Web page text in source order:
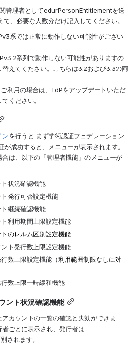
管理者としてedurPersonEntitlementを送
、必要な人数分だけ記入してください。
系では正常に動作しない可能性がござい
系列で動作しない可能性がありますの
えてください。こちらは3.2および3.3の両
利用の場合は、IdPをアップデートいただ
ください。
ンを行うと まず学術認証フェデレーション
成功すると、メニューが表示されます。
は、以下の「管理者機能」のメニューが
状況確認機能
発行可否設定機能
継続確認機能
利用期間上限設定機能
のレルム区別設定機能
ト発行数上限設定機能
数上限設定機能（利用範囲制限なしに対
数上限一時緩和機能
ント状況確認機能
カウントの一覧の確認と失効ができま
ごとに表示され、発行者は
されます。